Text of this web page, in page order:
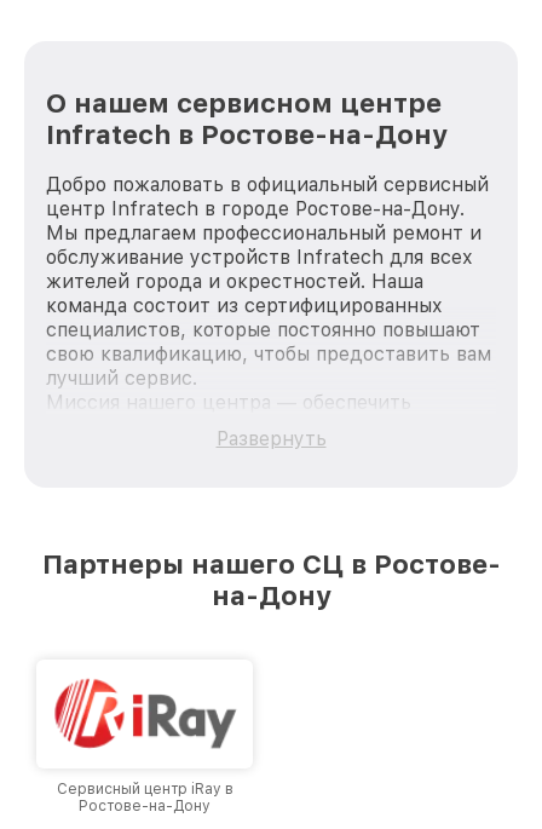
О нашем сервисном центре
Infratech в Ростове-на-Дону
Добро пожаловать в официальный сервисный
центр Infratech в городе Ростове-на-Дону.
Мы предлагаем профессиональный ремонт и
обслуживание устройств Infratech для всех
жителей города и окрестностей. Наша
команда состоит из сертифицированных
специалистов, которые постоянно повышают
свою квалификацию, чтобы предоставить вам
лучший сервис.
Миссия нашего центра — обеспечить
качественный и доступный ремонт для
каждого пользователя продукции Infratech,
лучшим сервисным центром Infratech в
городе Ростове-на-Дону, постоянно повышая
Развернуть
Партнеры нашего СЦ в Ростове-
на-Дону
Сервисный центр iRay в
Ростове-на-Дону